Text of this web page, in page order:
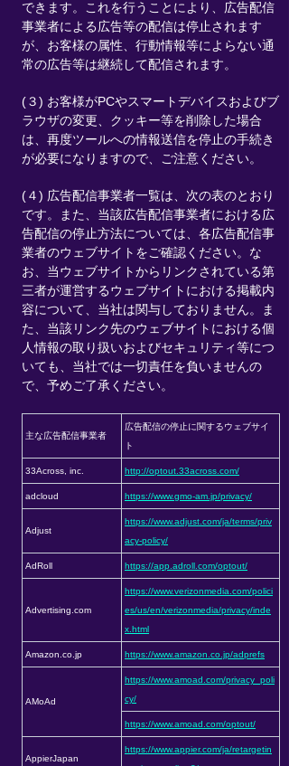
できます。これを行うことにより、広告配信
事業者による広告等の配信は停止されます
が、お客様の属性、行動情報等によらない通
常の広告等は継続して配信されます。
(３) お客様がPCやスマートデバイスおよびブ
ラウザの変更、クッキー等を削除した場合
は、再度ツールへの情報送信を停止の手続き
が必要になりますので、ご注意ください。
(４) 広告配信事業者一覧は、次の表のとおり
です。また、当該広告配信事業者における広
告配信の停止方法については、各広告配信事
業者のウェブサイトをご確認ください。な
お、当ウェブサイトからリンクされている第
三者が運営するウェブサイトにおける掲載内
容について、当社は関与しておりません。ま
た、当該リンク先のウェブサイトにおける個
人情報の取り扱いおよびセキュリティ等につ
いても、当社では一切責任を負いませんの
で、予めご了承ください。
主な広告配信事業者
広告配信の停止に関するウェブサイ
ト
33Across, inc. http://optout.33across.com/
adcloud https://www.gmo-am.jp/privacy/
Adjust
https://www.adjust.com/ja/terms/priv
acy-policy/
AdRoll https://app.adroll.com/optout/
Advertising.com
https://www.verizonmedia.com/polici
es/us/en/verizonmedia/privacy/inde
x.html
Amazon.co.jp https://www.amazon.co.jp/adprefs
AMoAd
https://www.amoad.com/privacy_poli
cy/
https://www.amoad.com/optout/
AppierJapan
https://www.appier.com/ja/retargetin